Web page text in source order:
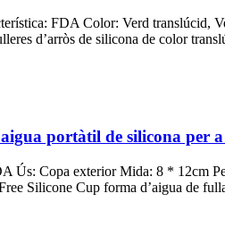
FDA Color: Verd translúcid,
d’arròs de silicona de color
portàtil de silicona per
Copa exterior Mida: 8 * 12cm
Silicone Cup forma d’aigua de